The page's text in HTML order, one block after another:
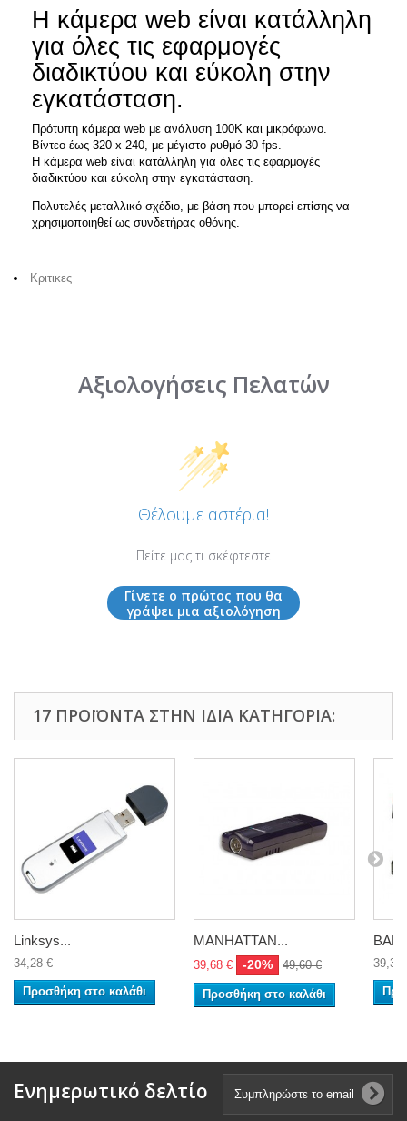
Η κάμερα web είναι κατάλληλη
για όλες τις εφαρμογές
διαδικτύου και εύκολη στην
εγκατάσταση.
Πρότυπη κάμερα web με ανάλυση 100K και μικρόφωνο.
Βίντεο έως 320 x 240, με μέγιστο ρυθμό 30 fps.
Η κάμερα web είναι κατάλληλη για όλες τις εφαρμογές
διαδικτύου και εύκολη στην εγκατάσταση.
Πολυτελές μεταλλικό σχέδιο, με βάση που μπορεί επίσης να
χρησιμοποιηθεί ως συνδετήρας οθόνης.
Κριτικες
Αξιολογήσεις Πελατών
Θέλουμε αστέρια!
Πείτε μας τι σκέφτεστε
Γίνετε ο πρώτος που θα
γράψει μια αξιολόγηση
17 ΠΡΟΪΌΝΤΑ ΣΤΗΝ ΊΔΙΑ ΚΑΤΗΓΟΡΊΑ:
Linksys...
34,28 €
Προσθήκη στο καλάθι
MANHATTAN...
39,68 € -20% 49,60 €
Προσθήκη στο καλάθι
39,32
Ενημερωτικό δελτίο